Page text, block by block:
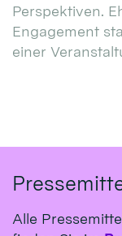
Perspektiven.
Engagement
einer
Alle